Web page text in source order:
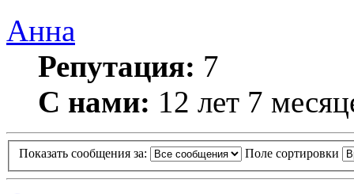
Анна
Репутация: 7
С нами: 12 лет 7
Показать сообщения за: Поле сортировки